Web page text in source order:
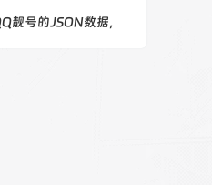
靓号的JSON数据，